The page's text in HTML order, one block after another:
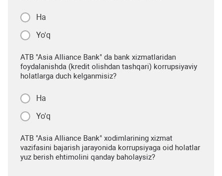
Ha
Yo'q
ATB "Asia Alliance Bank" da bank xizmatlaridan
foydalanishda (kredit olishdan tashqari) korrupsiyaviy
holatlarga duch kelganmisiz?
Ha
Yo'q
ATB "Asia Alliance Bank" xodimlarining xizmat
vazifasini bajarish jarayonida korrupsiyaga oid holatlar
yuz berish ehtimolini qanday baholaysiz?